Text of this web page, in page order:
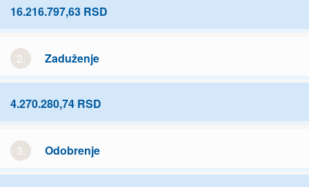
16.216.797,63 RSD
2. Zaduženje
4.270.280,74 RSD
3. Odobrenje